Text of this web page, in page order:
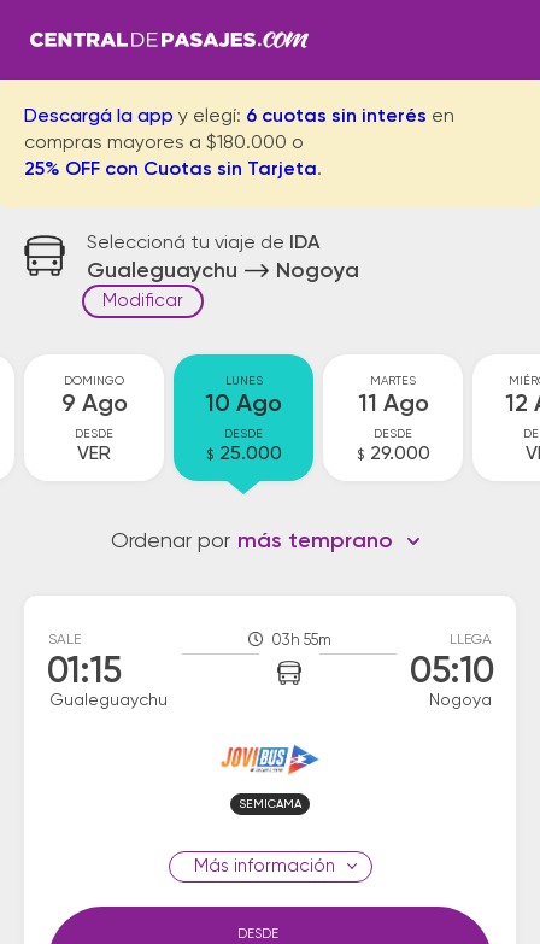
Descargá la app y elegí: 6 cuotas sin interés en
compras mayores a $180.000 o
25% OFF con Cuotas sin Tarjeta.
Seleccioná tu viaje de IDA
Gualeguaychu Nogoya
Modificar
DOMINGO
9 Ago
DESDE
VER
LUNES
10 Ago
DESDE
$ 25.000
MARTES
11 Ago
DESDE
$ 29.000
12
Ordenar por más temprano
SALE
01:15
Gualeguaychu
03h 55m LLEGA
05:10
Nogoya
SEMICAMA
información
DESDE